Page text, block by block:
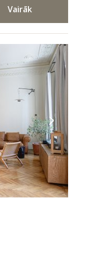
Vairāk